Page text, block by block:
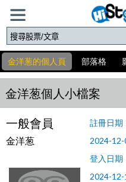
金洋葱的個人頁 部落格
金洋葱個人小檔案
一般會員
金洋葱
註冊日期
2024-12-
登入日期
2024-12-